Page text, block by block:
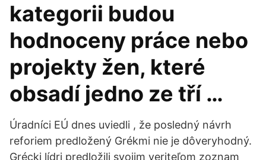
kategorii budou
hodnoceny práce nebo
projekty žen, které
obsadí jedno ze tří …
Úradníci EÚ dnes uviedli , že posledný návrh
reforiem predložený Grékmi nie je dôveryhodný.
Grécki lídri predložili svojim veriteľom zoznam